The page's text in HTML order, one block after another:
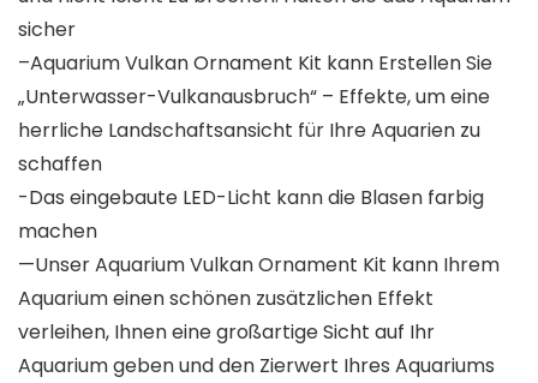
sicher
–Aquarium Vulkan Ornament Kit kann Erstellen Sie
„Unterwasser-Vulkanausbruch“ – Effekte, um eine
herrliche Landschaftsansicht für Ihre Aquarien zu
schaffen
-Das eingebaute LED-Licht kann die Blasen farbig
machen
—Unser Aquarium Vulkan Ornament Kit kann Ihrem
Aquarium einen schönen zusätzlichen Effekt
verleihen, Ihnen eine großartige Sicht auf Ihr
Aquarium geben und den Zierwert Ihres Aquariums